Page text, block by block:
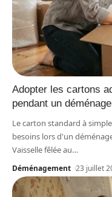
Adopter les cartons
pendant un
Le carton standard à
besoins lors d'un
Vaisselle fêlée au…
Déménagement 23 juillet